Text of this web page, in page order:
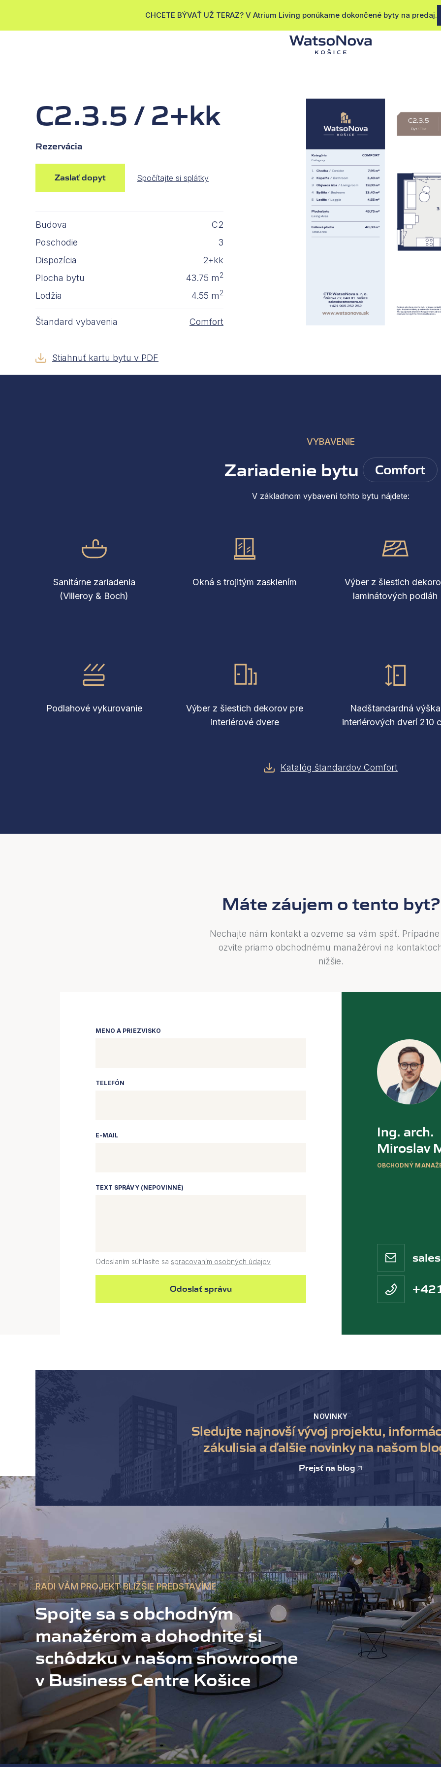
CHCETE BÝVAŤ UŽ TERAZ? V Atrium Living ponúkame dokončené byty na predaj.
C2.3.5 / 2+kk
Rezervácia
Zaslať dopyt Spočítajte si splátky
Budova
C2
Poschodie
3
Dispozícia
2+kk
Plocha bytu
43.75 m2
Lodžia 4.55 m2
Štandard vybavenia Comfort
Stiahnuť kartu bytu v PDF
VYBAVENIE
Zariadenie bytu Comfort
V základnom vybavení tohto bytu nájdete:
Sanitárne zariadenia
(Villeroy & Boch)
Okná s trojitým zasklením
Výber z šiestich
laminátových podláh
Podlahové vykurovanie
Výber z šiestich dekorov pre
interiérové dvere
Nadštandardná výška
interiérových dverí 210
Katalóg štandardov Comfort
Máte záujem o tento byt?
Nechajte nám kontakt a ozveme sa vám späť.
ozvite priamo obchodnému manažérovi na
nižšie.
MENO A PRIEZVISKO
TELEFÓN
E-MAIL
TEXT SPRÁVY (NEPOVINNÉ)
Odoslaním súhlasíte sa spracovaním osobných údajov
Odoslať správu
Ing. arch.
Miroslav
OBCHODNÝ
NOVINKY
Sledujte najnovší vývoj projektu,
zákulisia a ďalšie novinky na našom
Prejsť na blog
RADI VÁM PROJEKT BLIŽŠIE PREDSTAVÍME
Spojte sa s obchodným
manažérom a dohodnite si
schôdzku v našom showroome
v Business Centre Košice